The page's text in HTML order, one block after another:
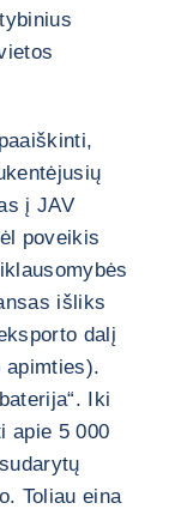
į JAV
poveikis
išliks
dalį
apimties).
Iki
apie 5 000
Toliau eina